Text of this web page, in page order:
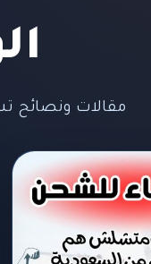
مقالات ونصائح